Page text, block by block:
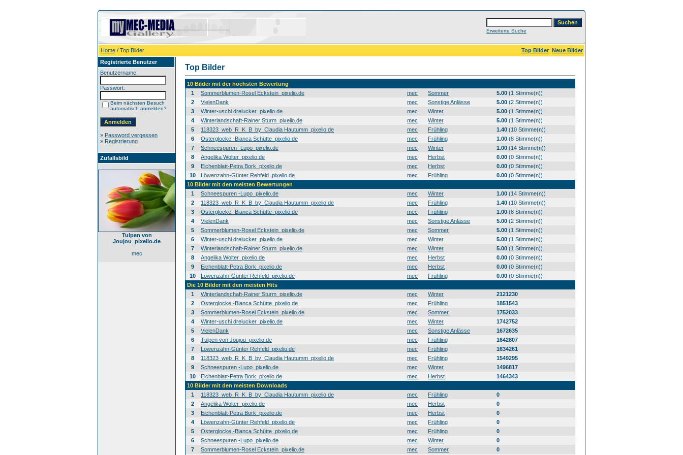
Erweiterte Suche
Home / Top Bilder Top Bilder Neue Bilder
Registrierte Benutzer
Benutzername:
Passwort:
Beim nächsten Besuch
automatisch anmelden?
» Password vergessen
» Registrierung
Zufallsbild
Tulpen von
Joujou_pixelio.de
mec
Top Bilder
10 Bilder mit der höchsten Bewertung
1
Sommerblumen-Rosel Eckstein_pixelio.de mec Sommer 5.00 (1 Stimme(n))
2
VielenDank mec Sonstige Anlässe 5.00 (2 Stimme(n))
3
Winter-uschi dreiucker_pixelio.de mec Winter 5.00 (1 Stimme(n))
4
Winterlandschaft-Rainer Sturm_pixelio.de mec Winter 5.00 (1 Stimme(n))
5
118323_web_R_K_B_by_Claudia Hautumm_pixelio.de mec Frühling 1.40 (10 Stimme(n))
6
Osterglocke -Bianca Schütte_pixelio.de mec Frühling 1.00 (8 Stimme(n))
7
Schneespuren -Lupo_pixelio.de mec Winter 1.00 (14 Stimme(n))
8
Angelika Wolter_pixelio.de mec Herbst 0.00 (0 Stimme(n))
9
Eichenblatt-Petra Bork_pixelio.de mec Herbst 0.00 (0 Stimme(n))
10
Löwenzahn-Günter Rehfeld_pixelio.de mec Frühling 0.00 (0 Stimme(n))
10 Bilder mit den meisten Bewertungen
1
Schneespuren -Lupo_pixelio.de mec Winter 1.00 (14 Stimme(n))
2
118323_web_R_K_B_by_Claudia Hautumm_pixelio.de mec Frühling 1.40 (10 Stimme(n))
3
Osterglocke -Bianca Schütte_pixelio.de mec Frühling 1.00 (8 Stimme(n))
4
VielenDank mec Sonstige Anlässe 5.00 (2 Stimme(n))
5
Sommerblumen-Rosel Eckstein_pixelio.de mec Sommer 5.00 (1 Stimme(n))
6
Winter-uschi dreiucker_pixelio.de mec Winter 5.00 (1 Stimme(n))
7
Winterlandschaft-Rainer Sturm_pixelio.de mec Winter 5.00 (1 Stimme(n))
8
Angelika Wolter_pixelio.de mec Herbst 0.00 (0 Stimme(n))
9
Eichenblatt-Petra Bork_pixelio.de mec Herbst 0.00 (0 Stimme(n))
10
Löwenzahn-Günter Rehfeld_pixelio.de mec Frühling 0.00 (0 Stimme(n))
Die 10 Bilder mit den meisten Hits
1
Winterlandschaft-Rainer Sturm_pixelio.de mec Winter
2121230
2
Osterglocke -Bianca Schütte_pixelio.de mec Frühling
1851543
3
Sommerblumen-Rosel Eckstein_pixelio.de mec Sommer
1752033
4
Winter-uschi dreiucker_pixelio.de mec Winter
1742752
5
VielenDank mec Sonstige Anlässe
1672635
6
Tulpen von Joujou_pixelio.de mec Frühling
1642807
7
Löwenzahn-Günter Rehfeld_pixelio.de mec Frühling
1634261
8
118323_web_R_K_B_by_Claudia Hautumm_pixelio.de mec Frühling
1549295
9
Schneespuren -Lupo_pixelio.de mec Winter
1496817
10
Eichenblatt-Petra Bork_pixelio.de mec Herbst
1464343
10 Bilder mit den meisten Downloads
1
118323_web_R_K_B_by_Claudia Hautumm_pixelio.de mec Frühling
0
2
Angelika Wolter_pixelio.de mec Herbst
0
3
Eichenblatt-Petra Bork_pixelio.de mec Herbst
0
4
Löwenzahn-Günter Rehfeld_pixelio.de mec Frühling
0
5
Osterglocke -Bianca Schütte_pixelio.de mec Frühling
0
6
Schneespuren -Lupo_pixelio.de mec Winter
0
7
Sommerblumen-Rosel Eckstein_pixelio.de mec Sommer 0